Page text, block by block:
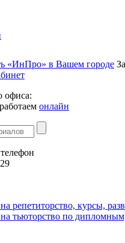
«ИнПро» в Вашем городе
офиса:
онлайн
на репетиторство, курсы,
на тьюторство по